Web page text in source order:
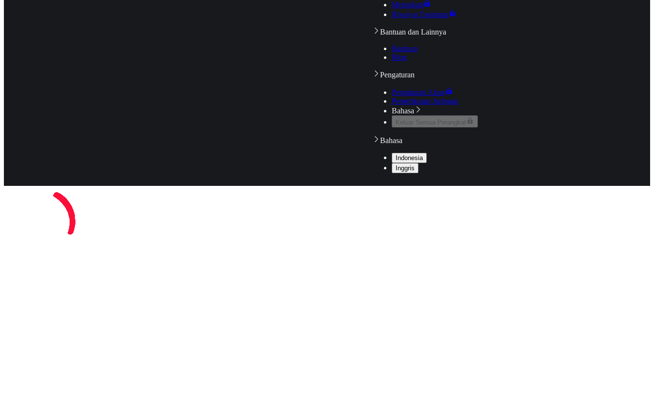
Mengikuti
Riwayat Tontonan
Bantuan dan Lainnya
Bantuan
Blog
Pengaturan
Pengaturan Akun
Pemeriksaan Jaringan
Bahasa
Keluar Semua Perangkat
Bahasa
Indonesia
Inggris